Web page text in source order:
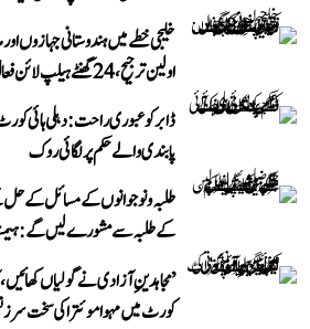
خلیجی خطے میں ہندوستانی جہازوں
اولین ترجیح، 24 گھنٹے ہیلپ لائن فعال: وزارتِ خارجہ
ڈابر کو عبوری راحت: دہلی
پابندی والے حکم پر لگائی روک
طلبہ و نوجوانوں کے مسائل کے
کے طلبہ سے مشورے لیں گے:
’مجاہدینِ آزادی نے گولیاں
کورٹ میں مہوا موئترا کی سخت